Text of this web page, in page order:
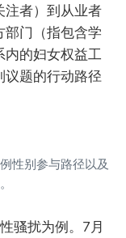
注者）到从业者
部门（指包含学
的妇女权益工
议题的行动路径
性别参与路径以及
骚扰为例。7月